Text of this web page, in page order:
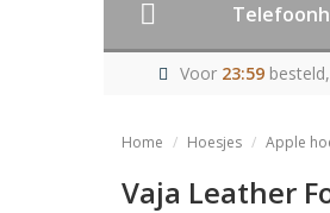
Voor 23:59
Home Hoesjes Apple
Vaja Leather